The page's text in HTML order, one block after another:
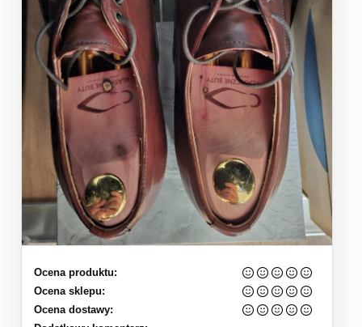
Ocena produktu:
Ocena sklepu:
Ocena dostawy: